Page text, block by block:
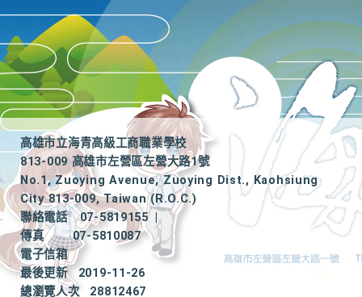
高雄市立海青高級工商職業學校
813-009 高雄市左營區左營大路1號
No.1, Zuoying Avenue, Zuoying Dist., Kaohsiung
City 813-009, Taiwan (R.O.C.)
聯絡電話
07-5819155
|
傳真
07-5810087
電子信箱
最後更新
2019-11-26
總瀏覽人次
28812467